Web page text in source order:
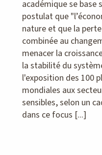
académique se
postulat que
nature et que la
combinée au
menacer la
la stabilité du
l'exposition des 100
mondiales aux
sensibles, selon un
dans ce focus [...]